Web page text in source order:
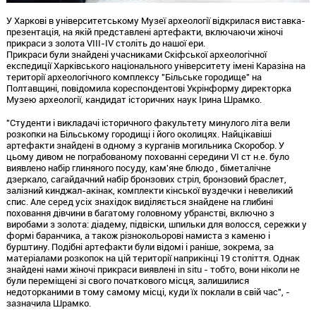
У Харкові в університетському Музеї археології відкрилася виставка-
презентація, на якій представлені артефакти, включаючи жіночі
прикраси з золота VIII-IV століть до нашої ери.
Прикраси були знайдені учасниками Скіфської археологічної
експедиції Харківського національного університету імені Каразіна на
території археологічного комплексу "Більське городище" на
Полтавщині, повідомила кореспондентові Укрінформу директорка
Музею археології, кандидат історичних наук Ірина Шрамко.
"Студенти і викладачі історичного факультету минулого літа вели
розкопки на Більському городищі і його околицях. Найцікавіші
артефакти знайдені в одному з курганів могильника Скоробор. У
цьому дивом не пограбованому похованні середини VI ст н.е. було
виявлено набір глиняного посуду, кам'яне блюдо , біметалічне
дзеркало, сагайдачний набір бронзових стріл, бронзовий браслет,
залізний кинджал-акінак, комплекти кінської вуздечки і невеликий
спис. Але серед усіх знахідок виділяється знайдене на глибині
поховання дівчини в багатому головному убранстві, включно з
виробами з золота: діадему, підвіски, шпильки для волосся, сережки у
формі баранчика, а також різнокольорові намиста з каменю і
бурштину. Подібні артефакти були відомі і раніше, зокрема, за
матеріалами розкопок на цій території наприкінці 19 століття. Однак
знайдені нами жіночі прикраси виявлені in situ - тобто, вони ніколи не
були переміщені зі свого початкового місця, залишилися
недоторканими в тому самому місці, куди їх поклали в свій час", -
зазначила Шрамко.